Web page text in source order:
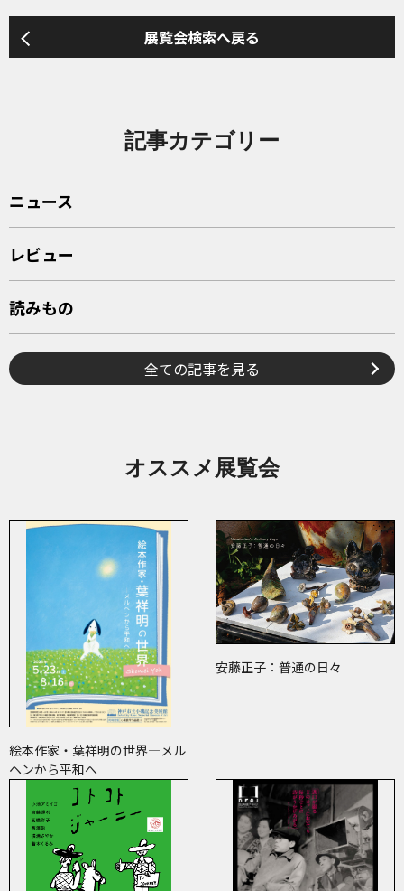
展覧会検索へ戻る
記事カテゴリー
ニュース
レビュー
読みもの
全ての記事を見る
オススメ展覧会
絵本作家・葉祥明の世界―メル
ヘンから平和へ
安藤正子：普通の日々